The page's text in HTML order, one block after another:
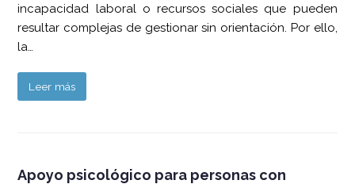
incapacidad laboral o recursos sociales que pueden
resultar complejas de gestionar sin orientación. Por ello,
la…
Leer más
Apoyo psicológico para personas con